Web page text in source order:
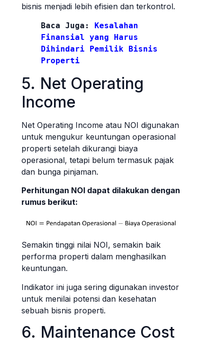
bisnis menjadi lebih efisien dan terkontrol.
Baca Juga:
Kesalahan
Finansial yang Harus
Dihindari Pemilik Bisnis
Properti
5. Net Operating
Income
Net Operating Income atau NOI digunakan
untuk mengukur keuntungan operasional
properti setelah dikurangi biaya
operasional, tetapi belum termasuk pajak
dan bunga pinjaman.
Perhitungan NOI dapat dilakukan dengan
rumus berikut:
Semakin tinggi nilai NOI, semakin baik
performa properti dalam menghasilkan
keuntungan.
Indikator ini juga sering digunakan investor
untuk menilai potensi dan kesehatan
sebuah bisnis properti.
6. Maintenance Cost